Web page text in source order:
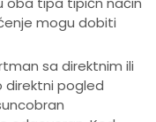
mogu dobiti
sa direktnim ili
direktni pogled